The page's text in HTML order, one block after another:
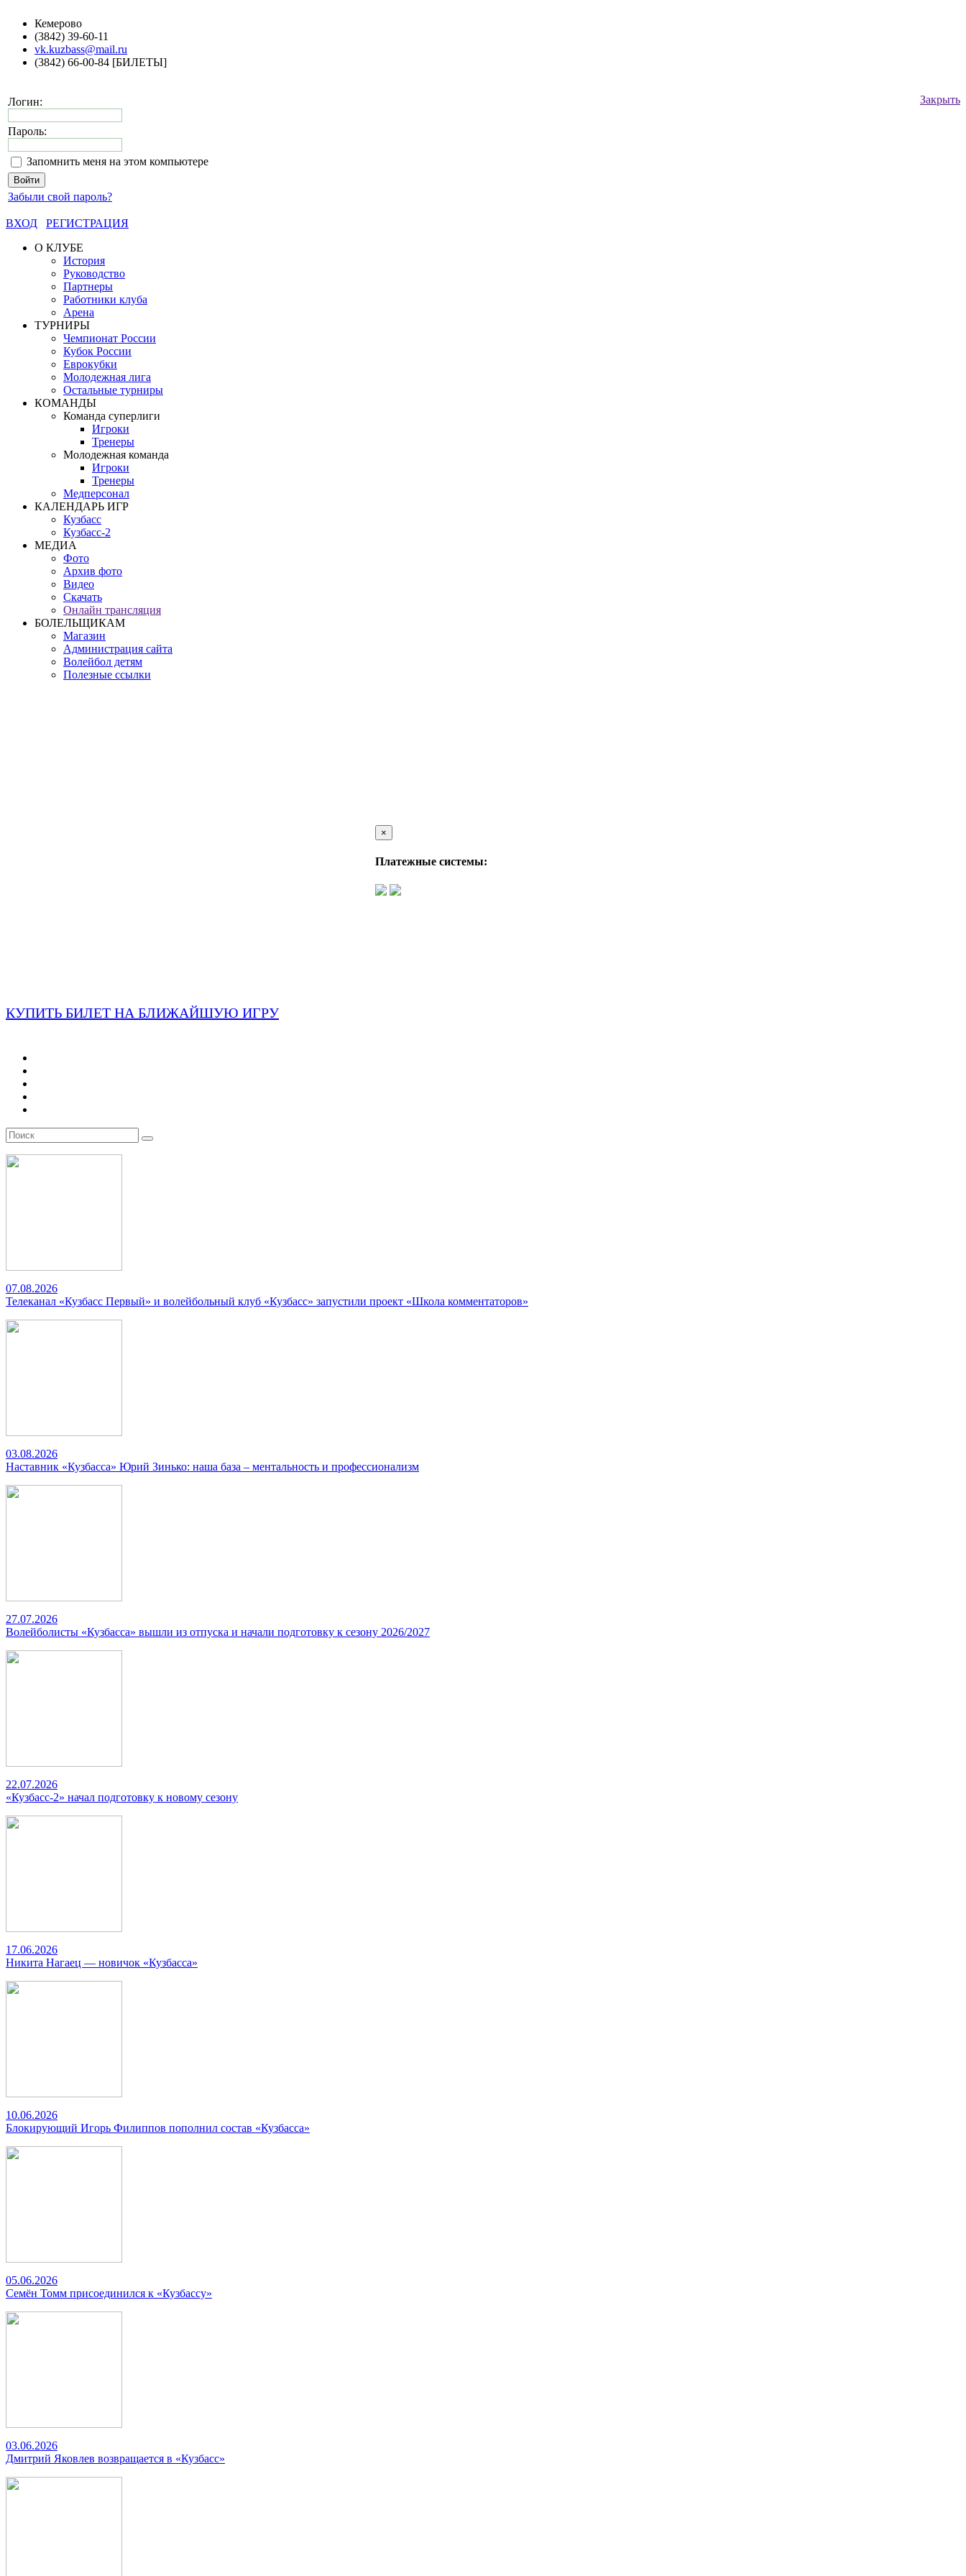
Кемерово
(3842) 39-60-11
vk.kuzbass@mail.ru
(3842) 66-00-84 [БИЛЕТЫ]
Закрыть
Логин:
Пароль:
Запомнить меня на этом компьютере
Забыли свой пароль?
ВХОД
РЕГИСТРАЦИЯ
О КЛУБЕ
История
Руководство
Партнеры
Работники клуба
Арена
ТУРНИРЫ
Чемпионат России
Кубок России
Еврокубки
Молодежная лига
Остальные турниры
КОМАНДЫ
Команда суперлиги
Игроки
Тренеры
Молодежная команда
Игроки
Тренеры
Медперсонал
КАЛЕНДАРЬ ИГР
Кузбасс
Кузбасс-2
МЕДИА
Фото
Архив фото
Видео
Скачать
Онлайн трансляция
БОЛЕЛЬЩИКАМ
Магазин
Администрация сайта
Волейбол детям
Полезные ссылки
×
Платежные системы:
КУПИТЬ БИЛЕТ НА БЛИЖАЙШУЮ ИГРУ
07.08.2026
Телеканал «Кузбасс Первый» и волейбольный клуб «Кузбасс» запустили проект «Школа комментаторов»
03.08.2026
Наставник «Кузбасса» Юрий Зинько: наша база – ментальность и профессионализм
27.07.2026
Волейболисты «Кузбасса» вышли из отпуска и начали подготовку к сезону 2026/2027
22.07.2026
«Кузбасс-2» начал подготовку к новому сезону
17.06.2026
Никита Нагаец — новичок «Кузбасса»
10.06.2026
Блокирующий Игорь Филиппов пополнил состав «Кузбасса»
05.06.2026
Семён Томм присоединился к «Кузбассу»
03.06.2026
Дмитрий Яковлев возвращается в «Кузбасс»